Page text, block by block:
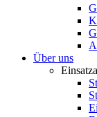
Über uns